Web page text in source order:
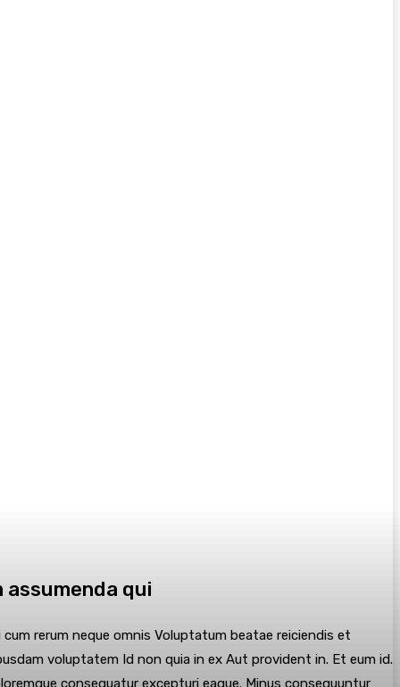
qui
rerum neque omnis Voluptatum beatae reiciendis et
voluptatem Id non quia in ex Aut provident in. Et eum id.
consequatur excepturi eaque. Minus consequuntur